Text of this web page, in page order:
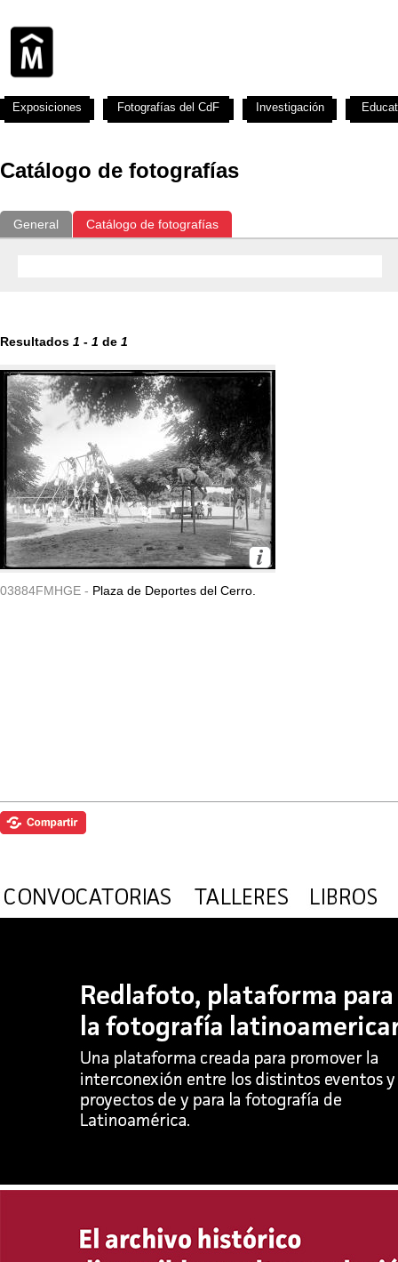
Catálogo de fotografías
General Catálogo de fotografías
Resultados 1 - 1 de 1
03884FMHGE - Plaza de Deportes del Cerro.
Exposiciones Fotografías del CdF Investigación